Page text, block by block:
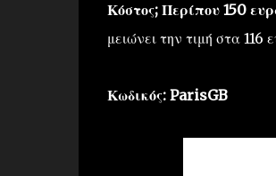
Κόστος; Περίπου 150
μειώνει την τιμή στα 116
Κωδικός: ParisGB